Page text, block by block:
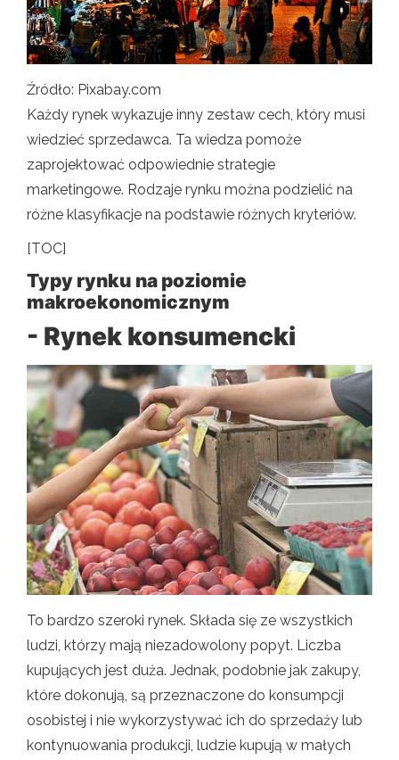
Źródło: Pixabay.com
Każdy rynek wykazuje inny zestaw cech, który musi
wiedzieć sprzedawca. Ta wiedza pomoże
zaprojektować odpowiednie strategie
marketingowe. Rodzaje rynku można podzielić na
różne klasyfikacje na podstawie różnych kryteriów.
[TOC]
Typy rynku na poziomie
makroekonomicznym
- Rynek konsumencki
To bardzo szeroki rynek. Składa się ze wszystkich
ludzi, którzy mają niezadowolony popyt. Liczba
kupujących jest duża. Jednak, podobnie jak zakupy,
które dokonują, są przeznaczone do konsumpcji
osobistej i nie wykorzystywać ich do sprzedaży lub
kontynuowania produkcji, ludzie kupują w małych